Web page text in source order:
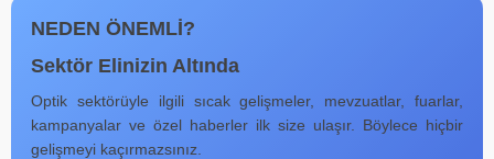
NEDEN ÖNEMLİ?
Sektör Elinizin Altında
Optik sektörüyle ilgili sıcak gelişmeler, mevzuatlar, fuarlar,
kampanyalar ve özel haberler ilk size ulaşır. Böylece hiçbir
gelişmeyi kaçırmazsınız.